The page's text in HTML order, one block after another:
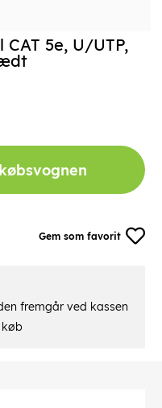
Gem som favorit
5e, U/UTP,
fremgår ved kassen
køb